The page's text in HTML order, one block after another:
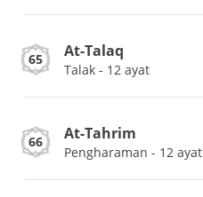
65 At-Talaq
Talak - 12 ayat
66 At-Tahrim
Pengharaman - 12 ayat